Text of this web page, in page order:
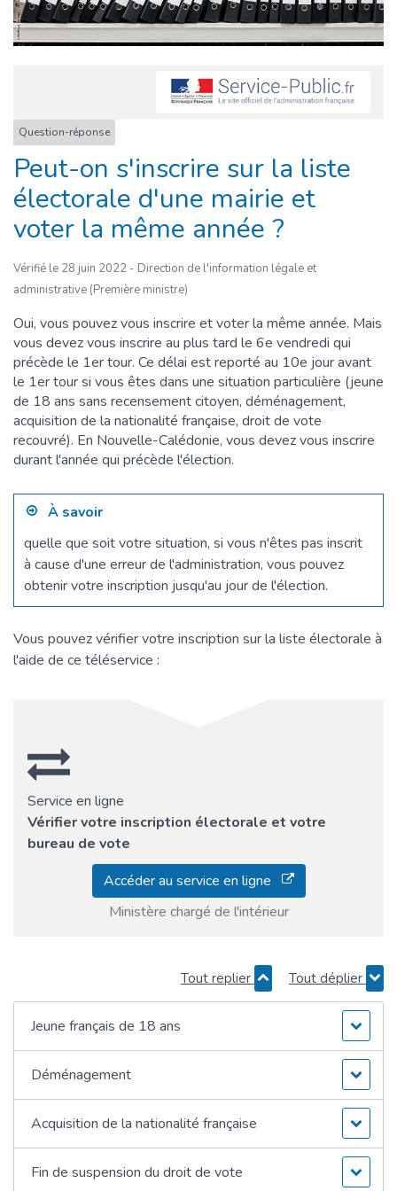
Question-réponse
Peut-on s'inscrire sur la liste
électorale d'une mairie et
voter la même année ?
Vérifié le 28 juin 2022 - Direction de l'information légale et
administrative (Première ministre)
Oui, vous pouvez vous inscrire et voter la même année. Mais
vous devez vous inscrire au plus tard le 6e vendredi qui
précède le 1ertour. Ce délai est reporté au 10e jour avant
le 1ertour si vous êtes dans une situation particulière (jeune
de 18 ans sans recensement citoyen, déménagement,
acquisition de la nationalité française, droit de vote
recouvré). En Nouvelle-Calédonie, vous devez vous inscrire
durant l'année qui précède l'élection.
À savoir
quelle que soit votre situation, si vous n'êtes pas inscrit
à cause d'une erreur de l'administration, vous pouvez
obtenir votre inscription jusqu'au jour de l'élection.
Vous pouvez vérifier votre inscription sur la liste électorale à
l'aide de ce téléservice :
Service en ligne
Vérifier votre inscription électorale et votre
bureau de vote
Accéder au service en ligne
Ministère chargé de l'intérieur
Tout replier Tout déplier
Jeune français de 18 ans
Déménagement
Acquisition de la nationalité française
Fin de suspension du droit de vote